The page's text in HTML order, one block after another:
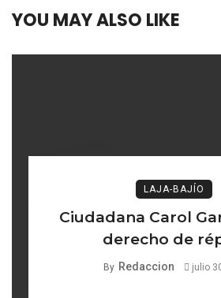
YOU MAY ALSO LIKE
LAJA-BAJÍO
Ciudadana Carol
derecho de
By Redaccion julio